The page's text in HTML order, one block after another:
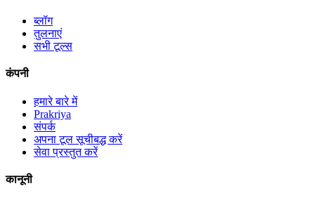
ब्लॉग
तुलनाएं
सभी टूल्स
कंपनी
हमारे बारे में
Prakriya
संपर्क
अपना टूल सूचीबद्ध करें
सेवा प्रस्तुत करें
कानूनी